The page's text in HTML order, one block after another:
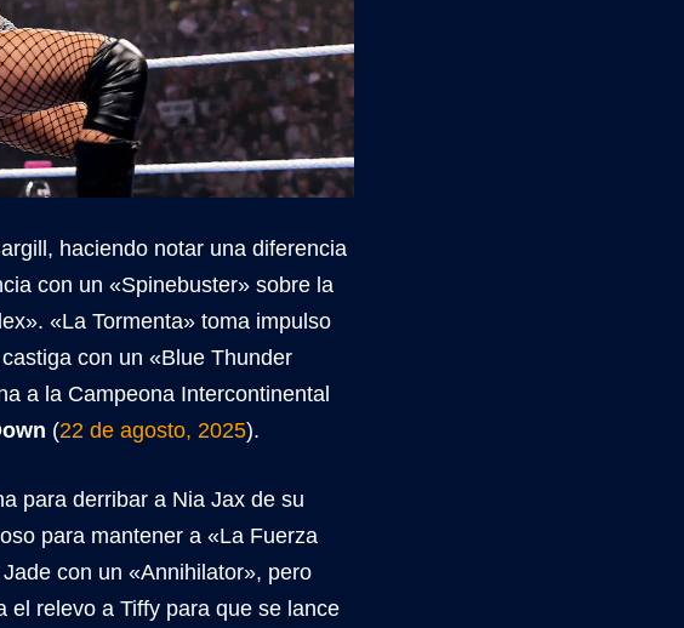
haciendo notar una diferencia
con un «Spinebuster» sobre la
«La Tormenta» toma impulso
con un «Blue Thunder
a la Campeona Intercontinental
(22 de agosto, 2025).
para derribar a Nia Jax de su
para mantener a «La Fuerza
con un «Annihilator», pero
el relevo a Tiffy para que se lance